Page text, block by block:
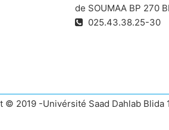
de SOUMAA BP 270
025.43.38.25-30
© 2019 -Univérsité Saad Dahlab Blida 1